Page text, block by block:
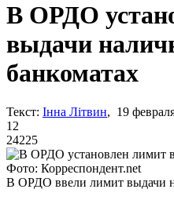
В ОРДО
выдачи
банкоматах
Текст: Інна Літвин, 19
12
24225
Фото: Корреспондент.net
В ОРДО ввели лимит выдачи